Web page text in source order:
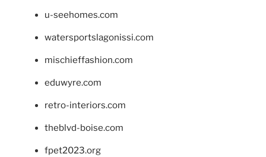
u-seehomes.com
watersportslagonissi.com
mischieffashion.com
eduwyre.com
retro-interiors.com
theblvd-boise.com
fpet2023.org